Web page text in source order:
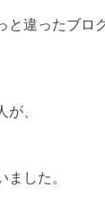
違ったブロ
が、
ました。